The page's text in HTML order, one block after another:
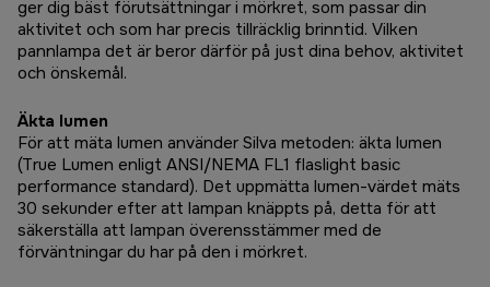
ger dig bäst förutsättningar i mörkret, som passar din
aktivitet och som har precis tillräcklig brinntid. Vilken
pannlampa det är beror därför på just dina behov, aktivitet
och önskemål.
Äkta lumen
För att mäta lumen använder Silva metoden: äkta lumen
(True Lumen enligt ANSI/NEMA FL1 flaslight basic
performance standard). Det uppmätta lumen-värdet mäts
30 sekunder efter att lampan knäppts på, detta för att
säkerställa att lampan överensstämmer med de
förväntningar du har på den i mörkret.